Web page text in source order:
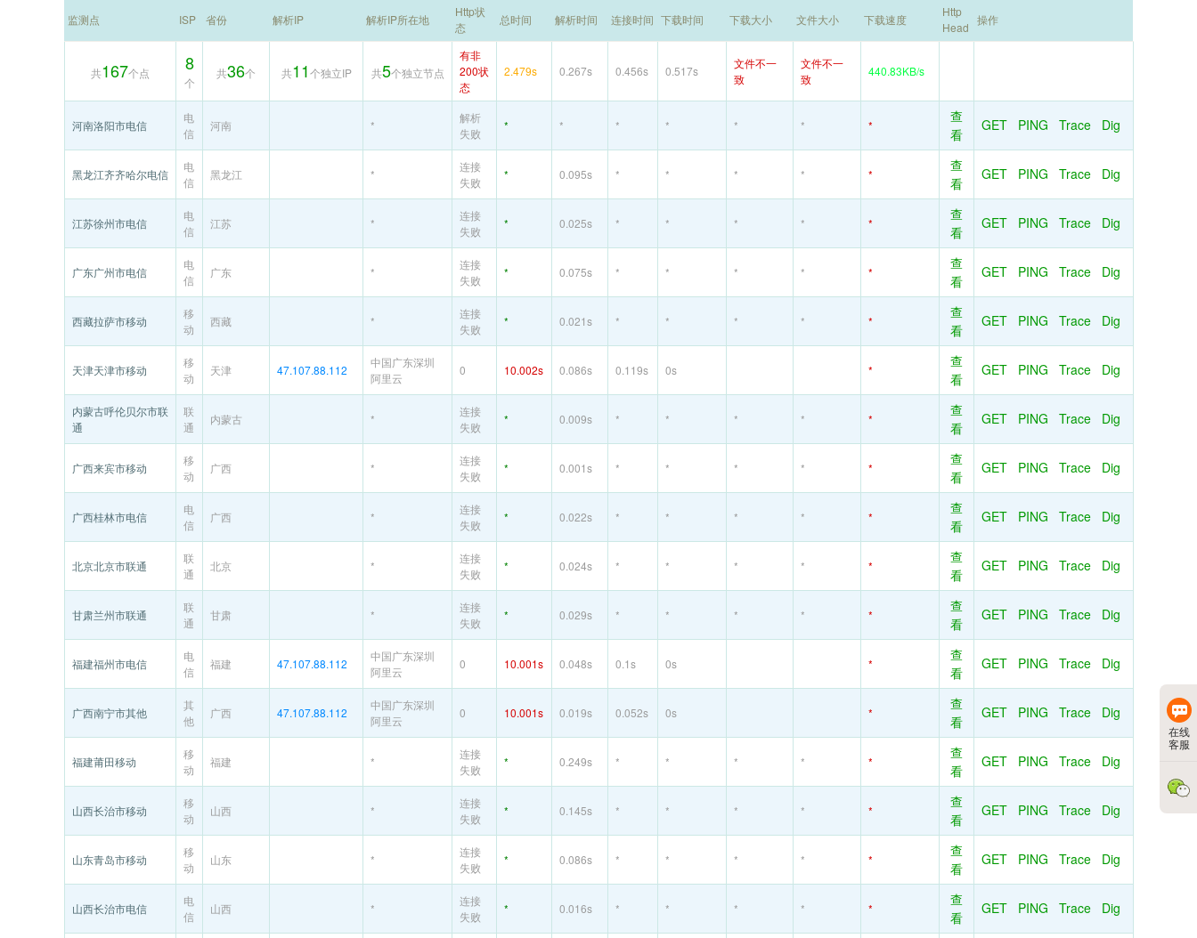
监测点 ISP 省份 解析IP 解析IP所在地
Http状
态
总时间 解析时间 连接时间 下载时间 下载大小 文件大小 下载速度
Http
Head
操作
共167个点 8
个
共36个 共11个独立IP 共5个独立节点
有非
200状
态
2.479s 0.267s 0.456s 0.517s
文件不一
致
文件不一
致
440.83KB/s
河南洛阳市电信
电
信
河南 *
解析
失败
* * * * * * *
查
看
GET PING Trace Dig
黑龙江齐齐哈尔电信
电
信
黑龙江 *
连接
失败
* 0.095s * * * * *
查
看
GET PING Trace Dig
江苏徐州市电信
电
信
江苏 *
连接
失败
* 0.025s * * * * *
查
看
GET PING Trace Dig
广东广州市电信
电
信
广东 *
连接
失败
* 0.075s * * * * *
查
看
GET PING Trace Dig
西藏拉萨市移动
移
动
西藏 *
连接
失败
* 0.021s * * * * *
查
看
GET PING Trace Dig
天津天津市移动
移
动
天津 47.107.88.112
中国广东深圳
阿里云
0 10.002s 0.086s 0.119s 0s *
查
看
GET PING Trace Dig
内蒙古呼伦贝尔市联
通
联
通
内蒙古 *
连接
失败
* 0.009s * * * * *
查
看
GET PING Trace Dig
广西来宾市移动
移
动
广西 *
连接
失败
* 0.001s * * * * *
查
看
GET PING Trace Dig
广西桂林市电信
电
信
广西 *
连接
失败
* 0.022s * * * * *
查
看
GET PING Trace Dig
北京北京市联通
联
通
北京 *
连接
失败
* 0.024s * * * * *
查
看
GET PING Trace Dig
甘肃兰州市联通
联
通
甘肃 *
连接
失败
* 0.029s * * * * *
查
看
GET PING Trace Dig
福建福州市电信
电
信
福建 47.107.88.112
中国广东深圳
阿里云
0 10.001s 0.048s 0.1s 0s *
查
看
GET PING Trace Dig
广西南宁市其他
其
他
广西 47.107.88.112
中国广东深圳
阿里云
0 10.001s 0.019s 0.052s 0s *
查
看
GET PING Trace Dig
福建莆田移动
移
动
福建 *
连接
失败
* 0.249s * * * * *
查
看
GET PING Trace Dig
山西长治市移动
移
动
山西 *
连接
失败
* 0.145s * * * * *
查
看
GET PING Trace Dig
山东青岛市移动
移
动
山东 *
连接
失败
* 0.086s * * * * *
查
看
GET PING Trace Dig
山西长治市电信
电
信
山西 *
连接
失败
* 0.016s * * * * *
查
看
GET PING Trace Dig
在线
客服